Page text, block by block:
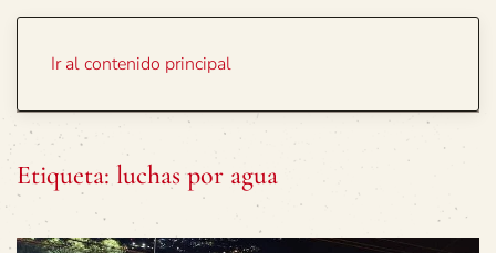
Ir al contenido principal
Etiqueta: luchas por agua